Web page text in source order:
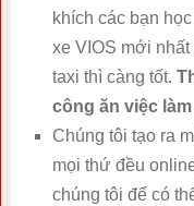
khích các bạn
xe VIOS mới
taxi thì càng tốt.
công ăn việc
Chúng tôi tạo ra
mọi thứ đều
chúng tôi để có